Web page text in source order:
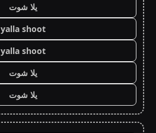
يلا شوت
yalla shoot
yalla shoot
يلا شوت
يلا شوت